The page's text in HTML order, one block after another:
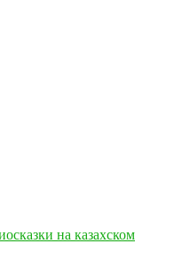
на казахском